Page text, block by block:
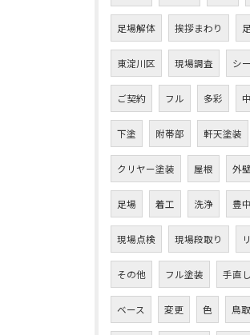
足場解体 挨拶まわり
東淀川区 現場調査 シ
ご契約 フル 多彩
下塗 附帯部 軒天塗装
クリヤー塗装 屋根 外
足場 着工 洗浄 豊
現場点検 現場段取り
その他 フル塗装 手直し
ベース 変更 色 鳥